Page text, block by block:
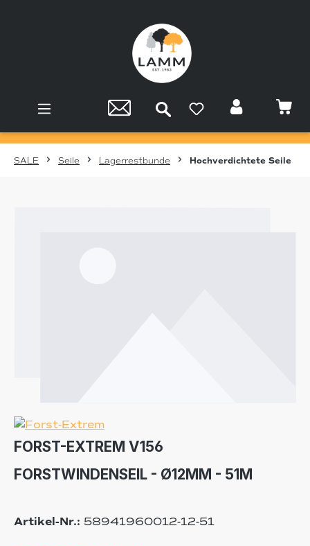
SALE Seile Lagerrestbunde Hochverdichtete Seile
FORST-EXTREM V156
FORSTWINDENSEIL - Ø12MM - 51M
Artikel-Nr.: 58941960012-12-51